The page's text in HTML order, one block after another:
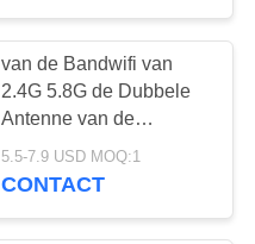
van de Bandwifi van
2.4G 5.8G de Dubbele
Antenne van de
Glasvezelbasestation
5.5-7.9 USD MOQ:1
CONTACT